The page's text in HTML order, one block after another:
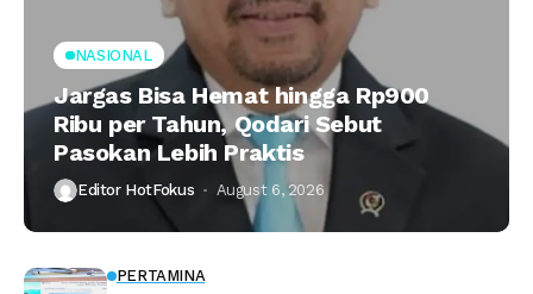
NASIONAL
Jargas Bisa Hemat hingga Rp900
Ribu per Tahun, Qodari Sebut
Pasokan Lebih Praktis
Editor HotFokus August 6, 2026
PERTAMINA